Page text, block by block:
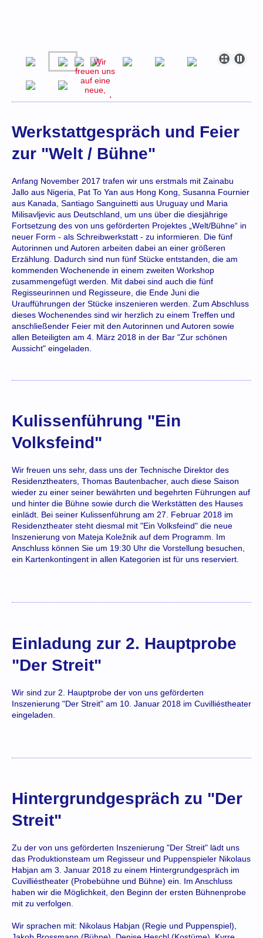
Werkstattgespräch und Feier
zur "Welt / Bühne"
Anfang November 2017 trafen wir uns erstmals mit Zainabu
Jallo aus Nigeria, Pat To Yan aus Hong Kong, Susanna Fournier
aus Kanada, Santiago Sanguinetti aus Uruguay und Maria
Milisavljevic aus Deutschland, um uns über die diesjährige
Fortsetzung des von uns geförderten Projektes „Welt/Bühne“ in
neuer Form - als Schreibwerkstatt - zu informieren. Die fünf
Autorinnen und Autoren arbeiten dabei an einer größeren
Erzählung. Dadurch sind nun fünf Stücke entstanden, die am
kommenden Wochenende in einem zweiten Workshop
zusammengefügt werden. Mit dabei sind auch die fünf
Regisseurinnen und Regisseure, die Ende Juni die
Uraufführungen der Stücke inszenieren werden. Zum Abschluss
dieses Wochenendes sind wir herzlich zu einem Treffen und
anschließender Feier mit den Autorinnen und Autoren sowie
allen Beteiligten am 4. März 2018 in der Bar "Zur schönen
Aussicht" eingeladen.
Kulissenführung "Ein
Volksfeind"
Wir freuen uns sehr, dass uns der Technische Direktor des
Residenztheaters, Thomas Bautenbacher, auch diese Saison
wieder zu einer seiner bewährten und begehrten Führungen auf
und hinter die Bühne sowie durch die Werkstätten des Hauses
einlädt. Bei seiner Kulissenführung am 27. Februar 2018 im
Residenztheater steht diesmal mit "Ein Volksfeind" die neue
Inszenierung von Mateja Koležnik auf dem Programm. Im
Anschluss können Sie um 19:30 Uhr die Vorstellung besuchen,
ein Kartenkontingent in allen Kategorien ist für uns reserviert.
Einladung zur 2. Hauptprobe
"Der Streit"
Wir sind zur 2. Hauptprobe der von uns geförderten
Inszenierung "Der Streit" am 10. Januar 2018 im Cuvilliéstheater
eingeladen.
Hintergrundgespräch zu "Der
Streit"
Zu der von uns geförderten Inszenierung "Der Streit" lädt uns
das Produktionsteam um Regisseur und Puppenspieler Nikolaus
Habjan am 3. Januar 2018 zu einem Hintergrundgespräch im
Cuvilliéstheater (Probebühne und Bühne) ein. Im Anschluss
haben wir die Möglichkeit, den Beginn der ersten Bühnenprobe
mit zu verfolgen.
Wir sprachen mit: Nikolaus Habjan (Regie und Puppenspiel),